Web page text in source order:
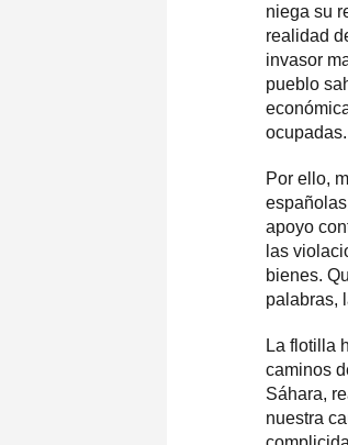
niega su
realidad
invasor
pueblo
ocupadas.
Por ello,
apoyo
las
bienes.
palabras,
La flotilla
caminos
Sáhara,
nuestra